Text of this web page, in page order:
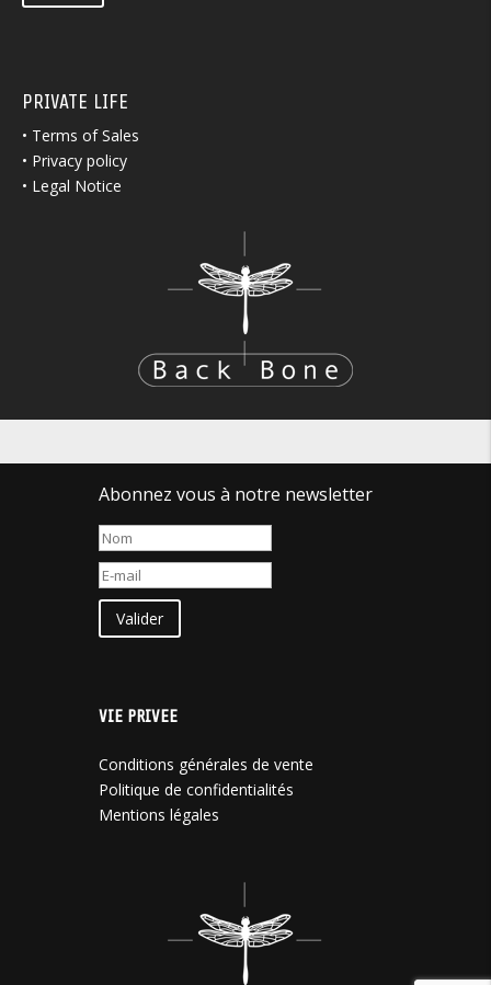
PRIVATE LIFE
• Terms of Sales
• Privacy policy
• Legal Notice
Abonnez vous à notre newsletter
Valider
VIE PRIVEE
Conditions générales de vente
Politique de confidentialités
Mentions légales